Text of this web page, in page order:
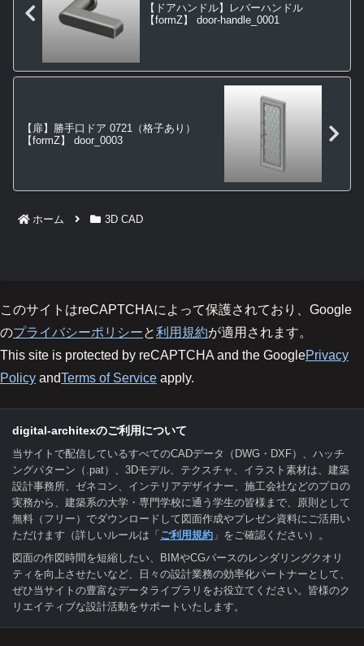
【ドアハンドル】レバーハンドル
【formZ】 door-handle_0001
【扉】勝手口ドア 0721（格子あり）
【formZ】 door_0003
ホーム 3D CAD
このサイトはreCAPTCHAによって保護されており、Google
のプライバシーポリシーと利用規約が適用されます。
This site is protected by reCAPTCHA and the GooglePrivacy
Policy andTerms of Service apply.
digital-architexのご利用について
当サイトで配信しているすべてのCADデータ（DWG・DXF）、ハッチ
ングパターン（.pat）、3Dモデル、テクスチャ、イラスト素材は、建築
設計事務所、ゼネコン、インテリアデザイナー、施工会社などのプロの
実務から、建築系の大学・専門学校に通う学生の皆様まで、原則として
無料（フリー）でダウンロードして図面作成やプレゼン資料にご活用い
ただけます（詳しいルールは「ご利用規約 」をご確認ください）。
図面の作図時間を短縮したい、BIMやCGパースのレンダリングクオリ
ティを向上させたいなど、日々の設計業務の効率化パートナーとして、
ぜひ当サイトの豊富なデータライブラリをお役立てください。皆様のク
リエイティブな設計活動をサポートいたします。